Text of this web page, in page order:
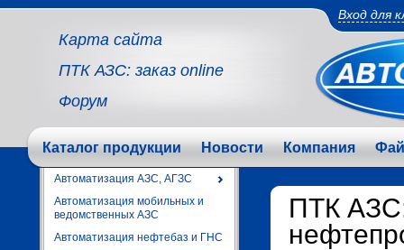
Карта сайта
ПТК АЗС: заказ online
Форум
Вход для
Каталог продукции Новости Компания
Автоматизация АЗС, АГЗС
Автоматизация мобильных и
ведомственных АЗС
Автоматизация нефтебаз и ГНС
ПТК